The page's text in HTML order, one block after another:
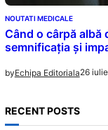
NOUTATI MEDICALE
Când o cârpă albă
semnificația și
byEchipa Editoriala26
RECENT POSTS